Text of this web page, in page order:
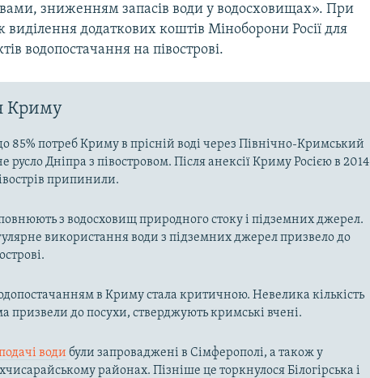
зниженням запасів води у водосховищах». При
виділення додаткових коштів Міноборони Росії для
водопостачання на півострові.
Криму
85% потреб Криму в прісній воді через Північно-Кримський
русло Дніпра з півостровом. Після анексії Криму Росією в 2014
припинили.
з водосховищ природного стоку і підземних джерел.
використання води з підземних джерел призвело до
в Криму стала критичною. Невелика кількість
призвели до посухи, стверджують кримські вчені.
води були запроваджені в Сімферополі, а також у
районах. Пізніше це торкнулося Білогірська і